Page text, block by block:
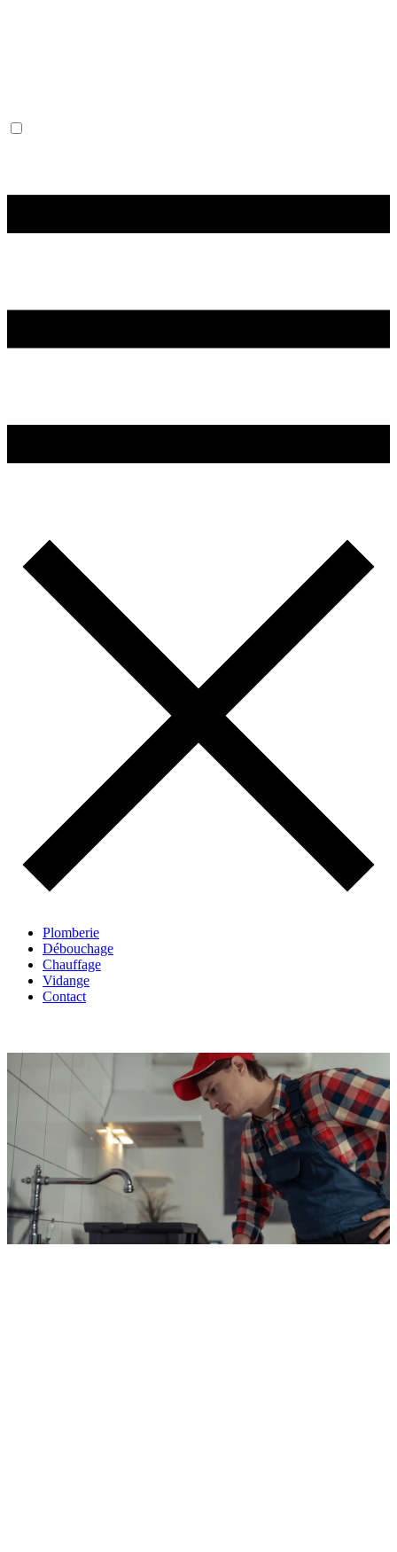
Plomberie
Débouchage
Chauffage
Vidange
Contact